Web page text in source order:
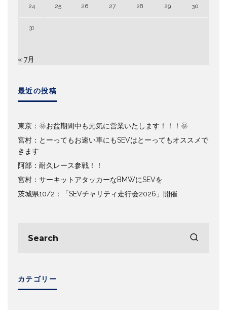
24 25 26 27 28 29 30
31
« 7月
最近の投稿
東京：🌞お盆期間中も元気に営業いたします！！！🌞
宮村：とーってもお速い車にもSEVはとーってもオススメで
きます
阿部：耐久レース参戦！！
宮村：サーキットアタッカーなBMWにSEVを
茨城県10/2：「SEVチャリティ走行会2026」開催
カテゴリー